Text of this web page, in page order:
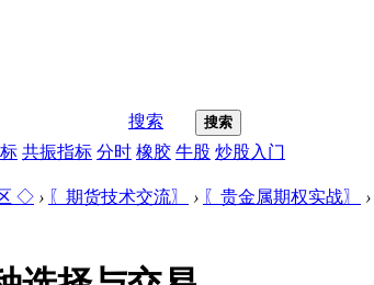
搜索 搜索
共振指标 分时 橡胶 牛股 炒股入门
◇ › 〖期货技术交流〗 › 〖贵金属期权实战〗 ›